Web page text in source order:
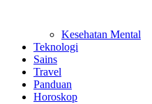
Kesehatan Mental
Teknologi
Sains
Travel
Panduan
Horoskop